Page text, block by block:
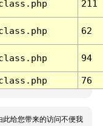
211
62
94
76
此给您带来的访问不便我